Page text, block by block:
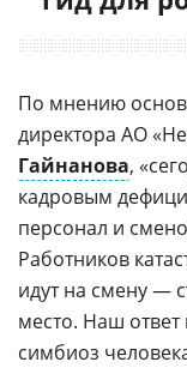
По мнению
директора АО
Гайнанова,
кадровым
персонал и
Работников
идут на смену —
место. Наш
симбиоз